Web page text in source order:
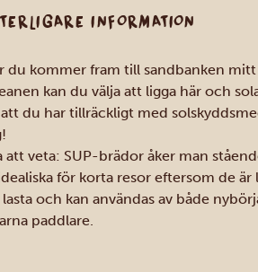
INFORMATION
du kommer fram till sandbanken mitt
kan du välja att ligga här och
du har tillräckligt med
att veta: SUP-brädor åker man
för korta resor eftersom de är
och kan användas av både
paddlare.